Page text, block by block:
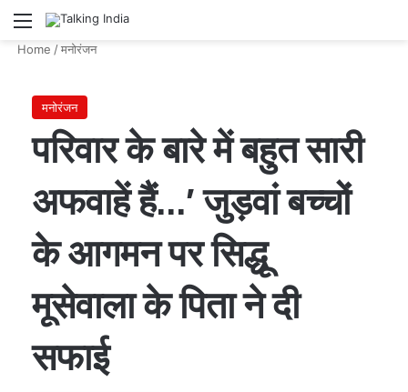
Menu
Home /मनोरंजन
मनोरंजन
परिवार के बारे में बहुत सारी
अफवाहें हैं…’ जुड़वां बच्चों
के आगमन पर सिद्धू
मूसेवाला के पिता ने दी
सफाई